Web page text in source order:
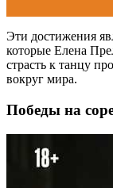
Эти достижения
которые Елена
страсть к танцу
вокруг мира.
Победы на